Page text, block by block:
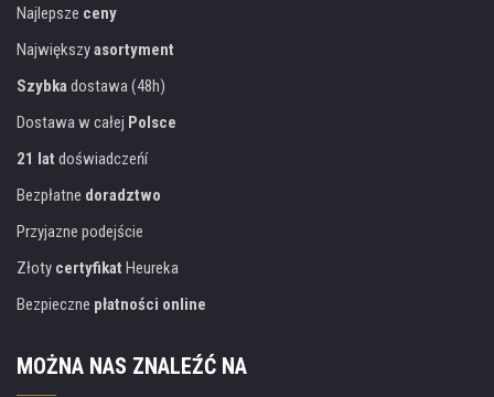
Najlepsze ceny
Największyasortyment
Szybkadostawa (48h)
Dostawa w całej Polsce
21 lat doświadczeńí
Bezpłatne doradztwo
Przyjazne podejście
Złoty certyfikat Heureka
Bezpieczne płatności online
MOŻNA NAS ZNALEŹĆ NA